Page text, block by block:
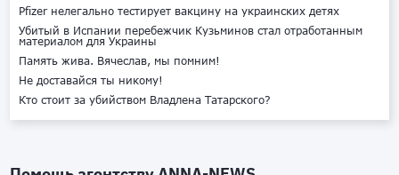
Pfizer нелегально тестирует вакцину на украинских детях
Убитый в Испании перебежчик Кузьминов стал отработанным
материалом для Украины
Память жива. Вячеслав, мы помним!
Не доставайся ты никому!
Кто стоит за убийством Владлена Татарского?